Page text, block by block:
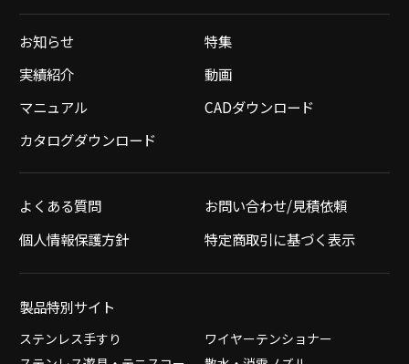
お知らせ
特集
実績紹介
動画
マニュアル
CADダウンロード
カタログダウンロード
よくある質問
お問い合わせ/見積依頼
個人情報保護方針
特定商取引に基づく表示
製品特別サイト
ステンレス手すり
ワイヤーテンショナー